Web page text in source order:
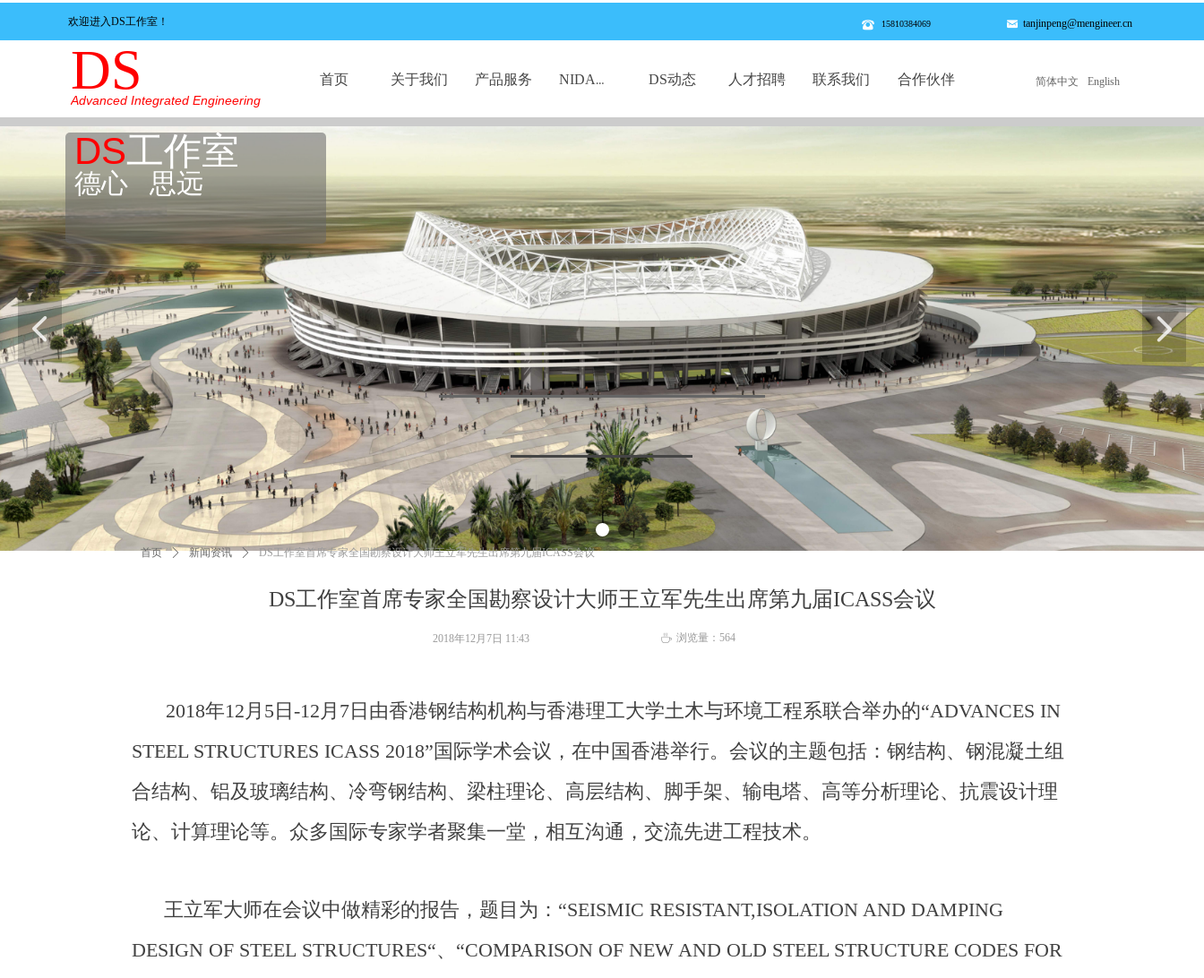
뀰 15810384069 낂 tanjinpeng@mengineer.cn
欢迎进入DS工作室！
DS
Advanced Integrated Engineering
首页 关于我们 产品服务 NIDA专栏 DS动态 人才招聘 联系我们 合作伙伴
DS工作室
德心 思远
넳 넲
简体中文 English
DS工作室首席专家全国勘察设计大师王立军先生出席第九届ICASS会议
首页 ꄲ 新闻资讯 ꄲ DS工作室首席专家全国勘察设计大师王立军先生出席第九届ICASS会议
2018年12月5日-12月7日由香港钢结构机构与香港理工大学土木与环境工程系联合举办的“ADVANCES IN
STEEL STRUCTURES ICASS 2018”国际学术会议，在中国香港举行。 会议的主题包括：钢结构、钢混凝土组
合结构、铝及玻璃结构、冷弯钢结构、梁柱理论、高层结构、脚手架、输电塔、高等分析理论、抗震设计理
论、计算理论等。 众多国际专家学者聚集一堂，相互沟通，交流先进工程技术。
王立军大师在会议中做精彩的报告，题目为： “SEISMIC RESISTANT,ISOLATION AND DAMPING
DESIGN OF STEEL STRUCTURES“、“COMPARISON OF NEW AND OLD STEEL STRUCTURE CODES FOR
2018年12月7日 11:43 ꄘ 浏览量： 564